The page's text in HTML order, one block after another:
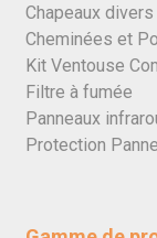
Chapeaux divers
Cheminées et
Kit Ventouse
Filtre à fumée
Panneaux
Protection